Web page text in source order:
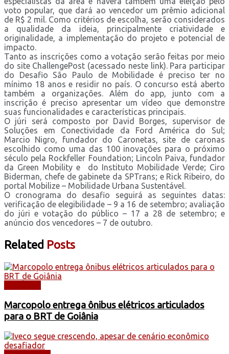
voto popular, que dará ao vencedor um prêmio adicional
de R$ 2 mil. Como critérios de escolha, serão considerados
a qualidade da ideia, principalmente criatividade e
originalidade, a implementação do projeto e potencial de
impacto.
Tanto as inscrições como a votação serão feitas por meio
do site ChallengePost (acessado neste link). Para participar
do Desafio São Paulo de Mobilidade é preciso ter no
mínimo 18 anos e residir no país. O concurso está aberto
também a organizações. Além do app, junto com a
inscrição é preciso apresentar um vídeo que demonstre
suas funcionalidades e características principais.
O júri será composto por David Borges, supervisor de
Soluções em Conectividade da Ford América do Sul;
Marcio Nigro, fundador do Caronetas, site de caronas
escolhido como uma das 100 inovações para o próximo
século pela Rockfeller Foundation; Lincoln Paiva, fundador
da Green Mobility e do Instituto Mobilidade Verde; Ciro
Biderman, chefe de gabinete da SPTrans; e Rick Ribeiro, do
portal Mobilize – Mobilidade Urbana Sustentável.
O cronograma do desafio seguirá as seguintes datas:
verificação de elegibilidade – 9 a 16 de setembro; avaliação
do júri e votação do público – 17 a 28 de setembro; e
anúncio dos vencedores – 7 de outubro.
Related Posts
Marcopolo entrega ônibus elétricos articulados
para o BRT de Goiânia